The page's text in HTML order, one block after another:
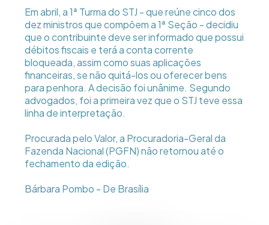
Em abril, a 1ª Turma do STJ - que reúne cinco dos
dez ministros que compõem a 1ª Seção - decidiu
que o contribuinte deve ser informado que possui
débitos fiscais e terá a conta corrente
bloqueada, assim como suas aplicações
financeiras, se não quitá-los ou oferecer bens
para penhora. A decisão foi unânime. Segundo
advogados, foi a primeira vez que o STJ teve essa
linha de interpretação.
Procurada pelo Valor, a Procuradoria-Geral da
Fazenda Nacional (PGFN) não retornou até o
fechamento da edição.
Bárbara Pombo - De Brasília